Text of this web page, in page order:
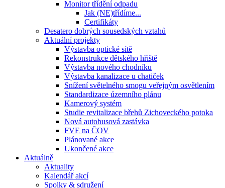
Monitor třídění odpadu
Jak (NE)třídíme...
Certifikáty
Desatero dobrých sousedských vztahů
Aktuální projekty
Výstavba optické sítě
Rekonstrukce dětského hřiště
Výstavba nového chodníku
Výstavba kanalizace u chatiček
Snížení světelného smogu veřejným osvětlením
Standardizace územního plánu
Kamerový systém
Studie revitalizace břehů Zichoveckého potoka
Nová autobusová zastávka
FVE na ČOV
Plánované akce
Ukončené akce
Aktuálně
Aktuality
Kalendář akcí
Spolky & sdružení